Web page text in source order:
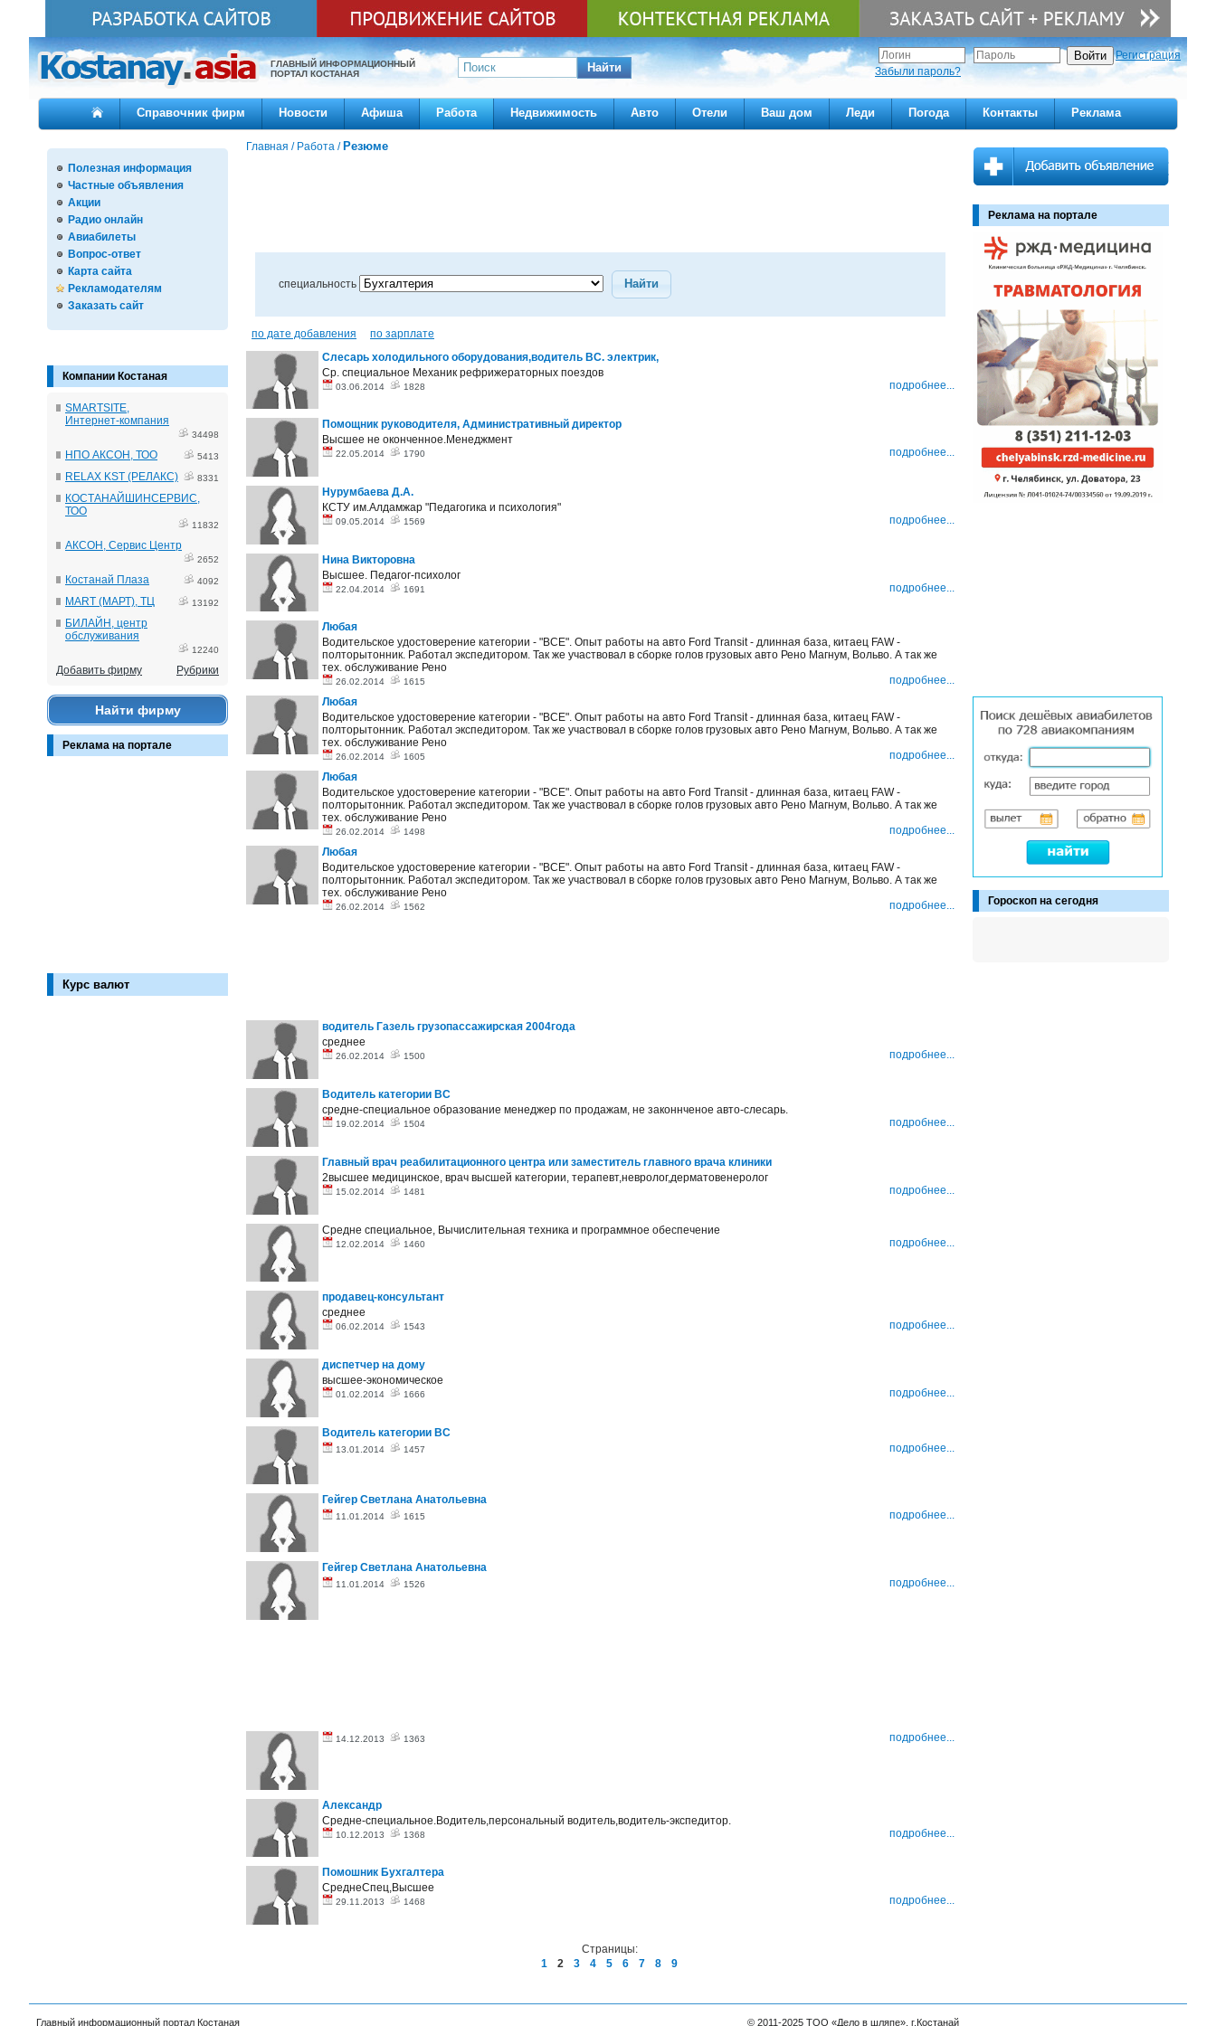
ГЛАВНЫЙ ИНФОРМАЦИОННЫЙ
ПОРТАЛ КОСТАНАЯ
Найти
Регистрация
Забыли пароль?
Справочник фирм Новости Афиша Работа Недвижимость Авто Отели Ваш дом Леди Погода Контакты Реклама
Полезная информация
Частные объявления
Акции
Радио онлайн
Авиабилеты
Вопрос-ответ
Карта сайта
Рекламодателям
Заказать сайт
Компании Костаная
SMARTSITE,
Интернет-компания
34498
НПО АКСОН, ТОО 5413
RELAX KST (РЕЛАКС) 8331
КОСТАНАЙШИНСЕРВИС,
ТОО
11832
АКСОН, Сервис Центр
2652
Костанай Плаза 4092
MART (МАРТ), ТЦ 13192
БИЛАЙН, центр
обслуживания
12240
Добавить фирму Рубрики
Найти фирму
Реклама на портале
Курс валют
Главная / Работа / Резюме
специальность Найти
по дате добавления
по зарплате
Слесарь холодильного оборудования,водитель ВС. электрик,
Ср. специальное Механик рефрижераторных поездов
03.06.2014 1828 подробнее...
Помощник руководителя, Административный директор
Высшее не оконченное.Менеджмент
22.05.2014 1790 подробнее...
Нурумбаева Д.А.
КСТУ им.Алдамжар "Педагогика и психология"
09.05.2014 1569 подробнее...
Нина Викторовна
Высшее. Педагог-психолог
22.04.2014 1691 подробнее...
Любая
Водительское удостоверение категории - "BCE". Опыт работы на авто Ford Transit - длинная база, китаец FAW -
полторытонник. Работал экспедитором. Так же участвовал в сборке голов грузовых авто Рено Магнум, Вольво. А так же
тех. обслуживание Рено
26.02.2014 1615
подробнее...
Любая
Водительское удостоверение категории - "BCE". Опыт работы на авто Ford Transit - длинная база, китаец FAW -
полторытонник. Работал экспедитором. Так же участвовал в сборке голов грузовых авто Рено Магнум, Вольво. А так же
тех. обслуживание Рено
26.02.2014 1605
подробнее...
Любая
Водительское удостоверение категории - "BCE". Опыт работы на авто Ford Transit - длинная база, китаец FAW -
полторытонник. Работал экспедитором. Так же участвовал в сборке голов грузовых авто Рено Магнум, Вольво. А так же
тех. обслуживание Рено
26.02.2014 1498
подробнее...
Любая
Водительское удостоверение категории - "BCE". Опыт работы на авто Ford Transit - длинная база, китаец FAW -
полторытонник. Работал экспедитором. Так же участвовал в сборке голов грузовых авто Рено Магнум, Вольво. А так же
тех. обслуживание Рено
26.02.2014 1562 подробнее...
водитель Газель грузопассажирская 2004года
среднее
26.02.2014 1500 подробнее...
Водитель категории BC
средне-специальное образование менеджер по продажам, не законнченое авто-слесарь.
19.02.2014 1504 подробнее...
Главный врач реабилитационного центра или заместитель главного врача клиники
2высшее медицинское, врач высшей категории, терапевт,невролог,дерматовенеролог
15.02.2014 1481 подробнее...
Средне специальное, Вычислительная техника и программное обеспечение
12.02.2014 1460 подробнее...
продавец-консультант
среднее
06.02.2014 1543 подробнее...
диспетчер на дому
высшее-экономическое
01.02.2014 1666 подробнее...
Водитель категории BC
13.01.2014 1457 подробнее...
Гейгер Светлана Анатольевна
11.01.2014 1615 подробнее...
Гейгер Светлана Анатольевна
11.01.2014 1526 подробнее...
14.12.2013 1363 подробнее...
Александр
Средне-специальное.Водитель,персональный водитель,водитель-экспедитор.
10.12.2013 1368 подробнее...
Помошник Бухгалтера
СреднеСпец,Высшее
29.11.2013 1468 подробнее...
Страницы:
1
2 3 4 5 6 7 8 9
Реклама на портале
Гороскоп на сегодня
Главный информационный портал Костаная © 2011-2025 ТОО «Дело в шляпе», г.Костанай